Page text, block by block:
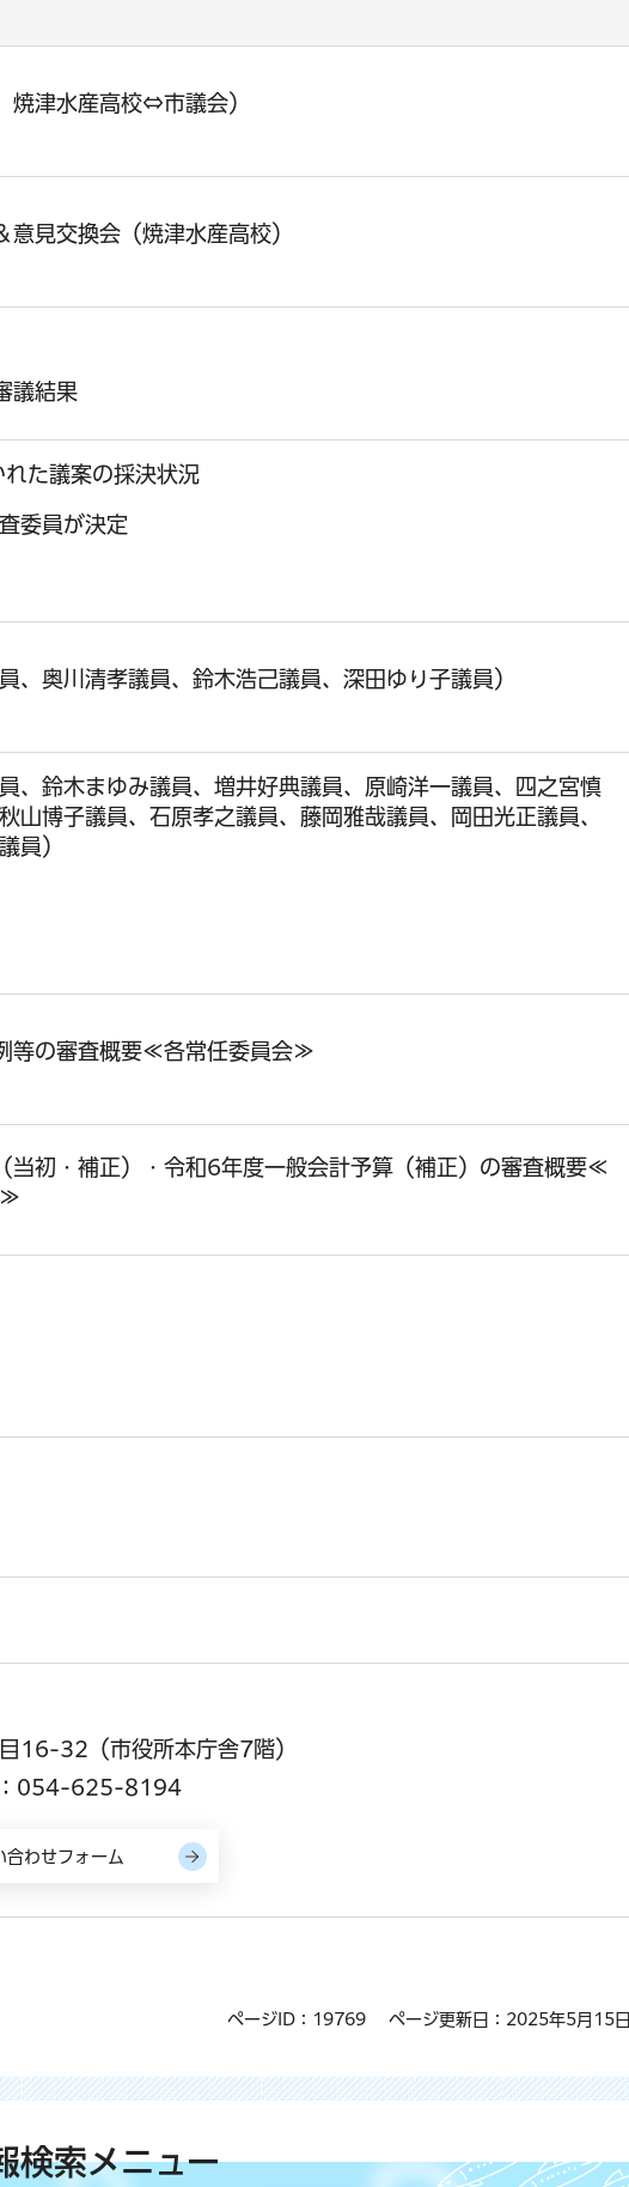
焼津水産高校⇔市議会）
見交換会（焼津水産高校）
議結果
た議案の採決状況
委員が決定
、奥川清孝議員、鈴木浩己議員、深田ゆり子議員）
、鈴木まゆみ議員、増井好典議員、原崎洋一議員、四之宮慎
山博子議員、石原孝之議員、藤岡雅哉議員、岡田光正議員、
員）
等の審査概要≪各常任委員会≫
当初・補正）・令和6年度一般会計予算（補正）の審査概要≪
≫
16-32（市役所本庁舎7階）
：054-625-8194
ページID：19769 ページ更新日：2025年5月15日
検索メニュー